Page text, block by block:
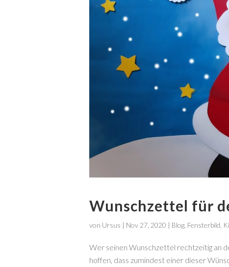
Wunschzettel für
von Ursus | Nov 27, 2020 | Blog Fensterbild
Wer seinen Wunschzettel rechtzeitig an
hoffen, dass zumindest einer dieser